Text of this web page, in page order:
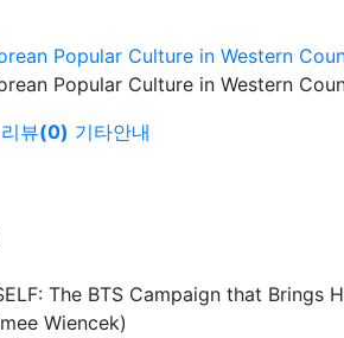
Popular Culture in Western
Popular Culture in Western
리뷰(0) 기타안내
The BTS Campaign that Brings
Wiencek)